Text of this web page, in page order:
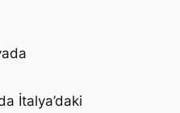
İtalya’daki